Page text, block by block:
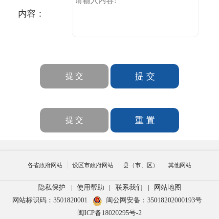
内容：
各省政府网站 设区市政府网站 县（市、区） 其他网站
隐私保护 使用帮助 联系我们
网站地图
网站标识码：3501820001
闽公网安备：35018202000193号
闽ICP备18020295号-2